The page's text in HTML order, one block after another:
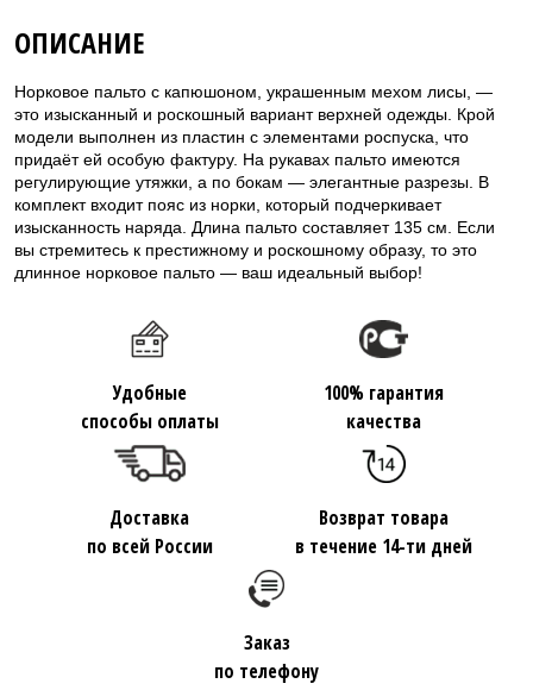
ОПИСАНИЕ
Норковое пальто с капюшоном, украшенным мехом лисы, —
это изысканный и роскошный вариант верхней одежды. Крой
модели выполнен из пластин с элементами роспуска, что
придаёт ей особую фактуру. На рукавах пальто имеются
регулирующие утяжки, а по бокам — элегантные разрезы. В
комплект входит пояс из норки, который подчеркивает
изысканность наряда. Длина пальто составляет 135 см. Если
вы стремитесь к престижному и роскошному образу, то это
длинное норковое пальто — ваш идеальный выбор!
Удобные
способы оплаты
100% гарантия
качества
Доставка
по всей России
Возврат товара
в течение 14-ти дней
Заказ
по телефону